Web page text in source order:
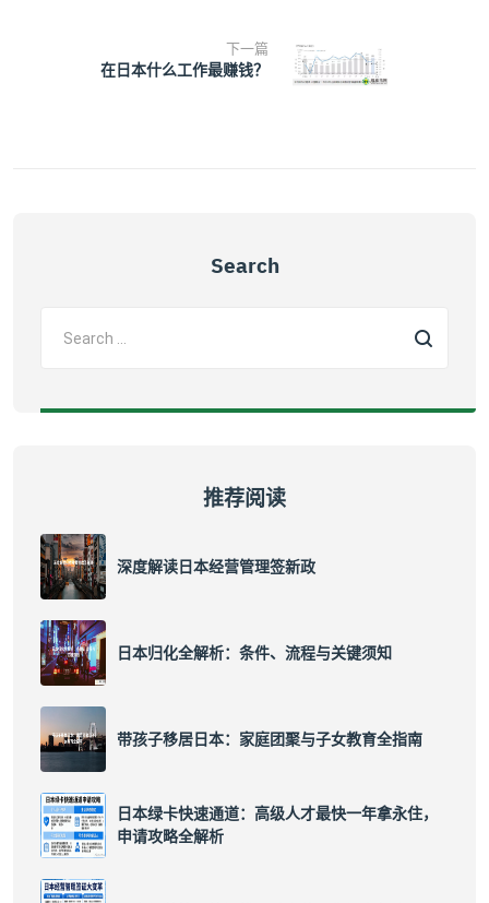
下一篇
在日本什么工作最赚钱？
Search
推荐阅读
深度解读日本经营管理签新政
日本归化全解析：条件、流程与关键须知
带孩子移居日本：家庭团聚与子女教育全指南
日本绿卡快速通道：高级人才最快一年拿永住，
申请攻略全解析